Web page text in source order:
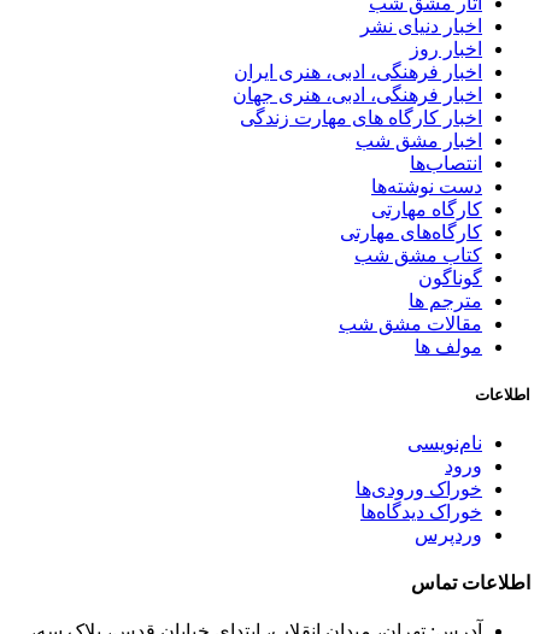
اخبار دنیای نشر
اخبار روز
اخبار فرهنگی، ادبی، هنری ایران
اخبار فرهنگی، ادبی، هنری جهان
اخبار کارگاه های مهارت زندگی
اخبار مشق شب
انتصاب‌ها
دست نوشته‌ها
کارگاه مهارتی
کارگاه‌های مهارتی
کتاب مشق شب
گوناگون
مترجم ها
مقالات مشق شب
مولف ها
اطلاعات
نام‌نویسی
ورود
خوراک ورودی‌ها
خوراک دیدگاه‌ها
وردپرس
اطلاعات تماس